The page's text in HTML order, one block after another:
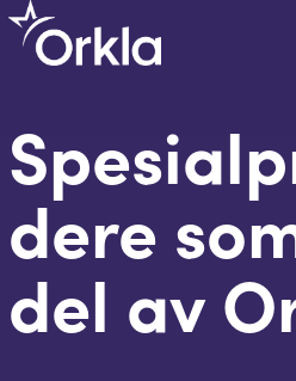
dere
del av